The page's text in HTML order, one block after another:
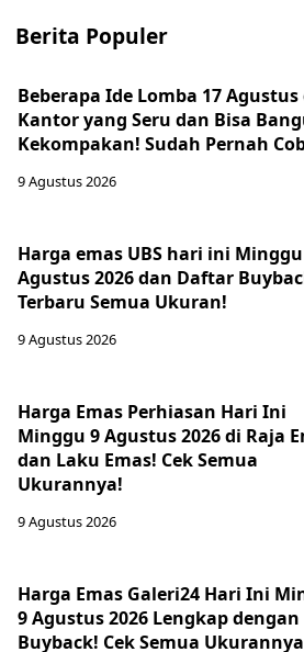
Berita Populer
Beberapa Ide Lomba 17 Agustus
Kantor yang Seru dan Bisa
Kekompakan! Sudah Pernah
9 Agustus 2026
Harga emas UBS hari ini
Agustus 2026 dan Daftar
Terbaru Semua Ukuran!
9 Agustus 2026
Harga Emas Perhiasan Hari Ini
Minggu 9 Agustus 2026 di Raja
dan Laku Emas! Cek Semua
Ukurannya!
9 Agustus 2026
Harga Emas Galeri24 Hari Ini
9 Agustus 2026 Lengkap dengan
Buyback! Cek Semua